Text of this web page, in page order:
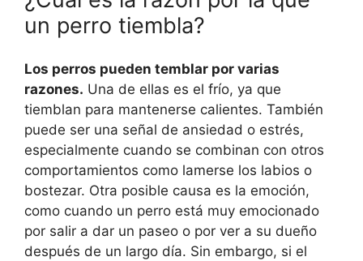
un perro tiembla?
Los perros pueden temblar por varias
razones. Una de ellas es el frío, ya que
tiemblan para mantenerse calientes. También
puede ser una señal de ansiedad o estrés,
especialmente cuando se combinan con otros
comportamientos como lamerse los labios o
bostezar. Otra posible causa es la emoción,
como cuando un perro está muy emocionado
por salir a dar un paseo o por ver a su dueño
después de un largo día. Sin embargo, si el